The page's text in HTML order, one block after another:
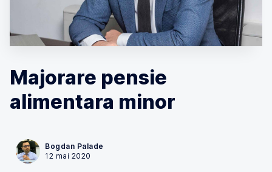
Majorare pensie
alimentara minor
Bogdan Palade
12 mai 2020